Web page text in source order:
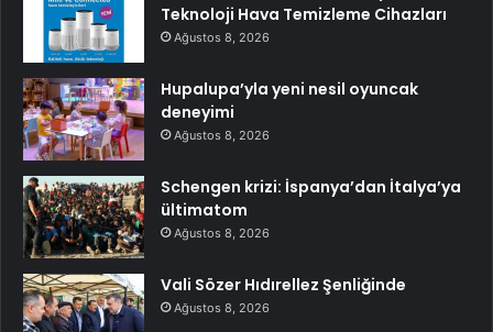
Teknoloji Hava Temizleme Cihazları
Ağustos 8, 2026
Hupalupa’yla yeni nesil oyuncak
deneyimi
Ağustos 8, 2026
Schengen krizi: İspanya’dan İtalya’ya
ültimatom
Ağustos 8, 2026
Vali Sözer Hıdırellez Şenliğinde
Ağustos 8, 2026